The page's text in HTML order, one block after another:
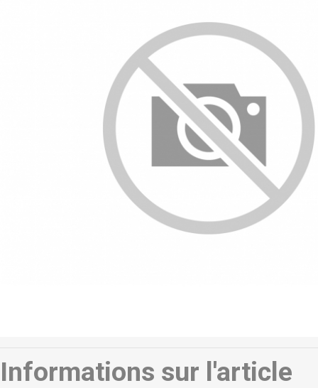
Informations sur l'article